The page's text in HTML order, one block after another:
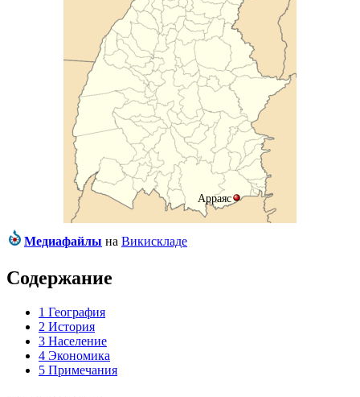
Арраяс
Медиафайлы на Викискладе
Содержание
1 География
2 История
3 Население
4 Экономика
5 Примечания